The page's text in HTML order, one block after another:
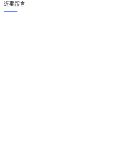
近期留言